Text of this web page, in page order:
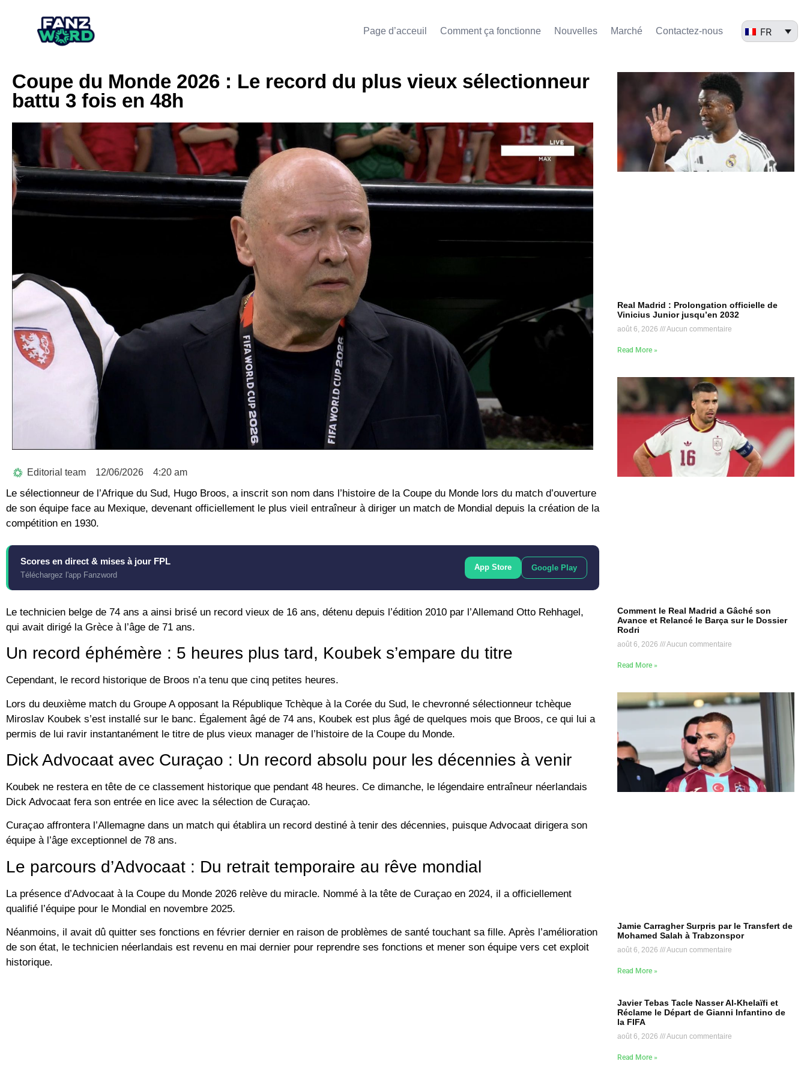
Page d’acceuil Comment ça fonctionne Nouvelles Marché​ Contactez-nous FR
Coupe du Monde 2026 : Le record du plus vieux sélectionneur
battu 3 fois en 48h
Editorial team 12/06/2026 4:20 am
Le sélectionneur de l’Afrique du Sud, Hugo Broos, a inscrit son nom dans l’histoire de la Coupe du Monde lors du match d’ouverture
de son équipe face au Mexique, devenant officiellement le plus vieil entraîneur à diriger un match de Mondial depuis la création de la
compétition en 1930.
Scores en direct & mises à jour FPL
Téléchargez l'app Fanzword
App Store Google Play
Le technicien belge de 74 ans a ainsi brisé un record vieux de 16 ans, détenu depuis l’édition 2010 par l’Allemand Otto Rehhagel,
qui avait dirigé la Grèce à l’âge de 71 ans.
Un record éphémère : 5 heures plus tard, Koubek s’empare du titre
Cependant, le record historique de Broos n’a tenu que cinq petites heures.
Lors du deuxième match du Groupe A opposant la République Tchèque à la Corée du Sud, le chevronné sélectionneur tchèque
Miroslav Koubek s’est installé sur le banc. Également âgé de 74 ans, Koubek est plus âgé de quelques mois que Broos, ce qui lui a
permis de lui ravir instantanément le titre de plus vieux manager de l’histoire de la Coupe du Monde.
Dick Advocaat avec Curaçao : Un record absolu pour les décennies à venir
Koubek ne restera en tête de ce classement historique que pendant 48 heures. Ce dimanche, le légendaire entraîneur néerlandais
Dick Advocaat fera son entrée en lice avec la sélection de Curaçao.
Curaçao affrontera l’Allemagne dans un match qui établira un record destiné à tenir des décennies, puisque Advocaat dirigera son
équipe à l’âge exceptionnel de 78 ans.
Le parcours d’Advocaat : Du retrait temporaire au rêve mondial
La présence d’Advocaat à la Coupe du Monde 2026 relève du miracle. Nommé à la tête de Curaçao en 2024, il a officiellement
qualifié l’équipe pour le Mondial en novembre 2025.
Néanmoins, il avait dû quitter ses fonctions en février dernier en raison de problèmes de santé touchant sa fille. Après l’amélioration
de son état, le technicien néerlandais est revenu en mai dernier pour reprendre ses fonctions et mener son équipe vers cet exploit
historique.
Real Madrid : Prolongation officielle de
Vinicius Junior jusqu’en 2032
août 6, 2026 Aucun commentaire
Read More »
Comment le Real Madrid a Gâché son
Avance et Relancé le Barça sur le Dossier
Rodri
août 6, 2026 Aucun commentaire
Read More »
Jamie Carragher Surpris par le Transfert de
Mohamed Salah à Trabzonspor
août 6, 2026 Aucun commentaire
Read More »
Javier Tebas Tacle Nasser Al-Khelaïfi et
Réclame le Départ de Gianni Infantino de
la FIFA
août 6, 2026 Aucun commentaire
Read More »